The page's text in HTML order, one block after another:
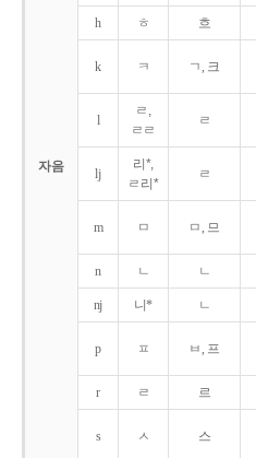
자음
h ㅎ 흐
k ㅋ ㄱ, 크
l
ㄹ,
ㄹㄹ
ㄹ
lj
리*,
ㄹ리*
ㄹ
m ㅁ ㅁ, 므
n ㄴ ㄴ
nj 니* ㄴ
p ㅍ ㅂ, 프
r ㄹ 르
s ㅅ 스